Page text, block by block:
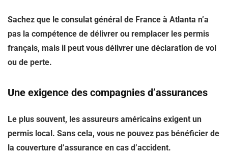
Sachez que le consulat général de France à Atlanta n’a
pas la compétence de délivrer ou remplacer les permis
français, mais il peut vous délivrer une déclaration de vol
ou de perte.
Une exigence des compagnies d’assurances
Le plus souvent, les assureurs américains exigent un
permis local. Sans cela, vous ne pouvez pas bénéficier de
la couverture d’assurance en cas d’accident.